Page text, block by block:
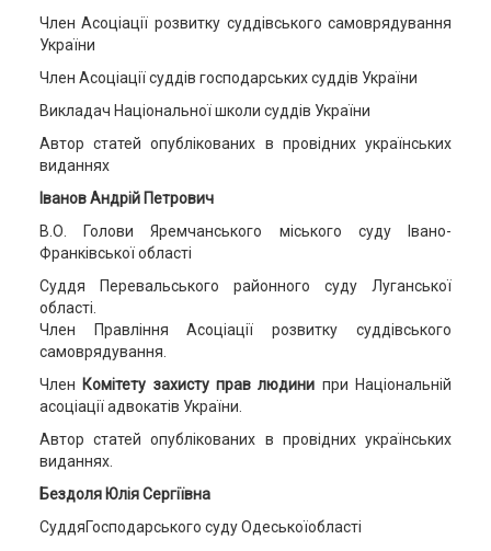
Член Асоціації розвитку суддівського самоврядування
України
Член Асоціації суддів господарських суддів України
Викладач Національної школи суддів України
Автор статей опублікованих в провідних українських
виданнях
Іванов Андрій Петрович
В.О. Голови Яремчанського міського суду Івано-
Франківської області
Суддя Перевальського районного суду Луганської
області.
Член Правління Асоціації розвитку суддівського
самоврядування.
Член Комітету захисту прав людини при Національній
асоціації адвокатів України.
Автор статей опублікованих в провідних українських
виданнях.
Бездоля Юлія Сергіївна
CуддяГосподарського суду Одеськоїобласті